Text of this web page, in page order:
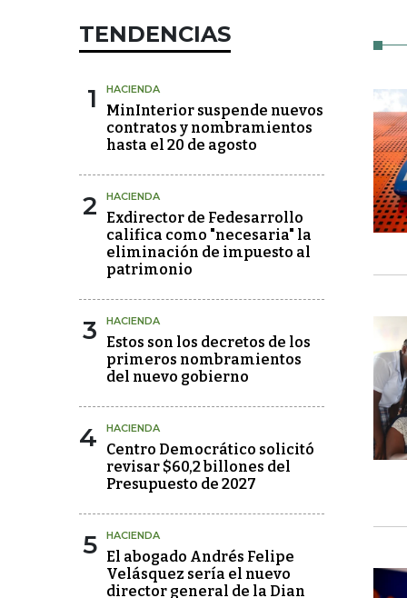
TENDENCIAS
1 HACIENDA
MinInterior suspende nuevos
contratos y nombramientos
hasta el 20 de agosto
2 HACIENDA
Exdirector de Fedesarrollo
califica como "necesaria" la
eliminación de impuesto al
patrimonio
3 HACIENDA
Estos son los decretos de los
primeros nombramientos
del nuevo gobierno
4 HACIENDA
Centro Democrático solicitó
revisar $60,2 billones del
Presupuesto de 2027
5 HACIENDA
El abogado Andrés Felipe
Velásquez sería el nuevo
director general de la Dian